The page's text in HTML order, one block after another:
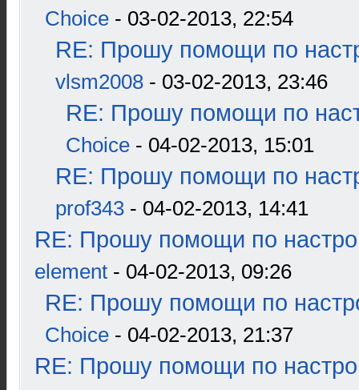
Choice - 03-02-2013, 22:54
RE: Прошу помощи по
vlsm2008 - 03-02-2013, 23:46
RE: Прошу помощи по
Choice - 04-02-2013, 15:01
RE: Прошу помощи по
prof343 - 04-02-2013, 14:41
RE: Прошу помощи по
element - 04-02-2013, 09:26
RE: Прошу помощи по
Choice - 04-02-2013, 21:37
RE: Прошу помощи по